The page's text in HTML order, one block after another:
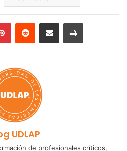
PinterestReddit Share via Email Print
UDLAP
de profesionales críticos,